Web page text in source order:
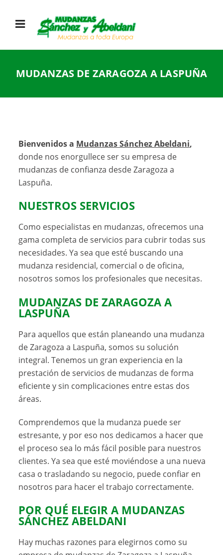
MUDANZAS DE ZARAGOZA A LASPUÑA
Bienvenidos a Mudanzas Sánchez Abeldani,
donde nos enorgullece ser su empresa de
mudanzas de confianza desde Zaragoza a
Laspuña.
NUESTROS SERVICIOS
Como especialistas en mudanzas, ofrecemos una
gama completa de servicios para cubrir todas sus
necesidades. Ya sea que esté buscando una
mudanza residencial, comercial o de oficina,
nosotros somos los profesionales que necesitas.
MUDANZAS DE ZARAGOZA A
LASPUÑA
Para aquellos que están planeando una mudanza
de Zaragoza a Laspuña, somos su solución
integral. Tenemos un gran experiencia en la
prestación de servicios de mudanzas de forma
eficiente y sin complicaciones entre estas dos
áreas.
Comprendemos que la mudanza puede ser
estresante, y por eso nos dedicamos a hacer que
el proceso sea lo más fácil posible para nuestros
clientes. Ya sea que esté moviéndose a una nueva
casa o trasladando su negocio, puede confiar en
nosotros para hacer el trabajo correctamente.
POR QUÉ ELEGIR A MUDANZAS
SÁNCHEZ ABELDANI
Hay muchas razones para elegirnos como su